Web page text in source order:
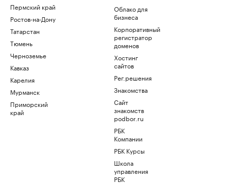
Пермский край
Ростов-на-Дону
Татарстан
Тюмень
Черноземье
Кавказ
Карелия
Мурманск
Приморский
край
Облако для
бизнеса
Корпоративный
регистратор
доменов
Хостинг
сайтов
Рег.решения
Знакомства
Сайт
знакомств
podbor.ru
РБК
Компании
РБК Курсы
Школа
управления
РБК